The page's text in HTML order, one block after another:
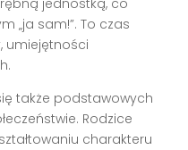
jednostką, co
„ja sam!”. To czas
umiejętności
także podstawowych
Rodzice
charakteru